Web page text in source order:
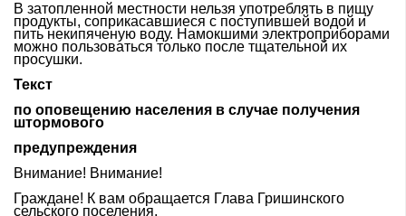
В затопленной местности нельзя употреблять в пищу
продукты, соприкасавшиеся с поступившей водой и
пить некипяченую воду. Намокшими электроприборами
можно пользоваться только после тщательной их
просушки.
Текст
по оповещению населения в случае получения
штормового
предупреждения
Внимание! Внимание!
Граждане! К вам обращается Глава Гришинского
сельского поселения.